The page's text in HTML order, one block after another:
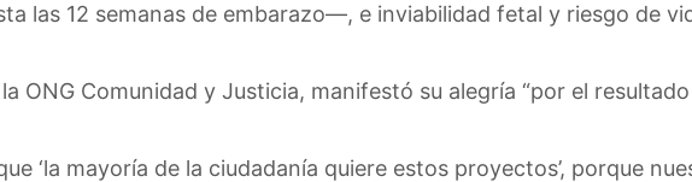
las 12 semanas de embarazo—, e inviabilidad fetal y riesgo de
ONG Comunidad y Justicia, manifestó su alegría “por el
‘la mayoría de la ciudadanía quiere estos proyectos’, porque